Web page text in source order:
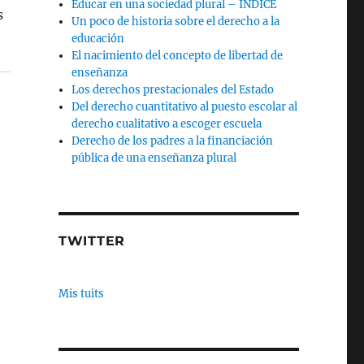
Educar en una sociedad plural – INDICE
Un poco de historia sobre el derecho a la
educación
El nacimiento del concepto de libertad de
enseñanza
Los derechos prestacionales del Estado
Del derecho cuantitativo al puesto escolar al
derecho cualitativo a escoger escuela
Derecho de los padres a la financiación
pública de una enseñanza plural
TWITTER
Mis tuits